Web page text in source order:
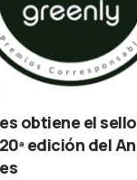
obtiene el
edición del